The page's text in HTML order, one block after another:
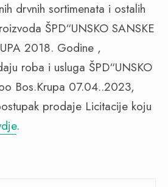
drvnih sortimenata i ostalih
ŠPD“UNSKO SANSKE
2018. Godine ,
roba i usluga ŠPD“UNSKO
Bos.Krupa 07.04..2023,
prodaje Licitacije koju
.